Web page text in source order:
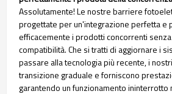
Assolutamente! Le nostre barriere
progettate per un'integrazione perfetta e
efficacemente i prodotti concorrenti
compatibilità. Che si tratti di aggiornare i
passare alla tecnologia più recente, i
transizione graduale e forniscono
garantendo un funzionamento ininterrotto